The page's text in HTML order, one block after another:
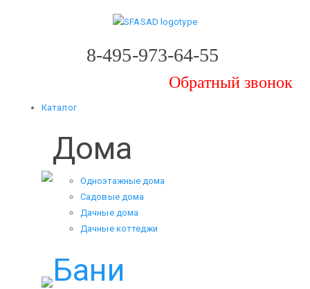
8-495-973-64-55
Обратный звонок
Каталог
Дома
Одноэтажные дома
Садовые дома
Дачные дома
Дачные коттеджи
Бани